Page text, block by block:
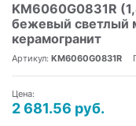
KM6060G0831R
бежевый светлый
керамогранит
Артикул: KM6060G0831R
Цена:
2 681.56 руб.